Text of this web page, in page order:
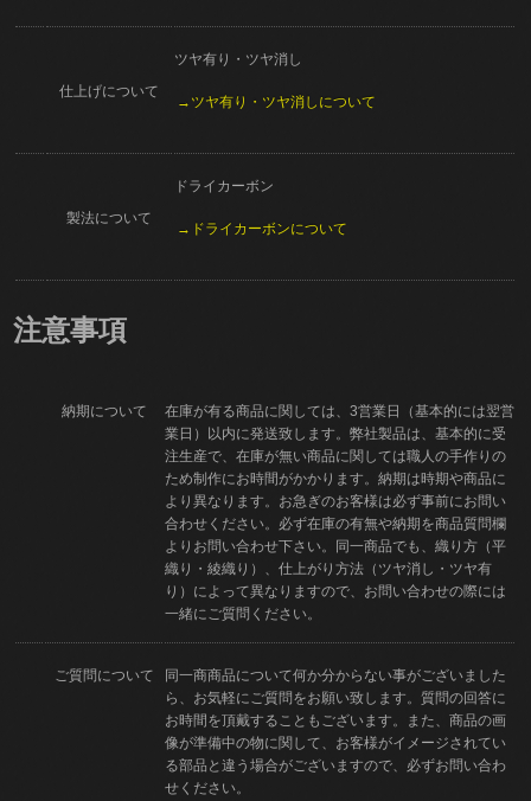
仕上げについて
ツヤ有り・ツヤ消し
→ツヤ有り・ツヤ消しについて
製法について
ドライカーボン
→ドライカーボンについて
注意事項
納期について
在庫が有る商品に関しては、3営業日（基本的には翌営
業日）以内に発送致します。弊社製品は、基本的に受
注生産で、在庫が無い商品に関しては職人の手作りの
ため制作にお時間がかかります。納期は時期や商品に
より異なります。お急ぎのお客様は必ず事前にお問い
合わせください。必ず在庫の有無や納期を商品質問欄
よりお問い合わせ下さい。同一商品でも、織り方（平
織り・綾織り）、仕上がり方法（ツヤ消し・ツヤ有
り）によって異なりますので、お問い合わせの際には
一緒にご質問ください。
ご質問について
同一商商品について何か分からない事がございました
ら、お気軽にご質問をお願い致します。質問の回答に
お時間を頂戴することもございます。また、商品の画
像が準備中の物に関して、お客様がイメージされてい
る部品と違う場合がございますので、必ずお問い合わ
せください。